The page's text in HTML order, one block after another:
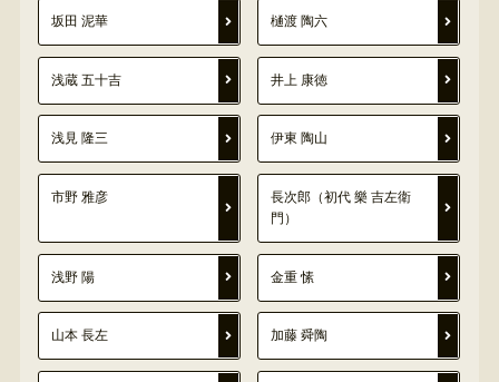
坂田 泥華 樋渡 陶六
浅蔵 五十吉 井上 康徳
浅見 隆三 伊東 陶山
市野 雅彦
長次郎（初代 樂 吉左衛
門）
浅野 陽 金重 愫
山本 長左 加藤 舜陶